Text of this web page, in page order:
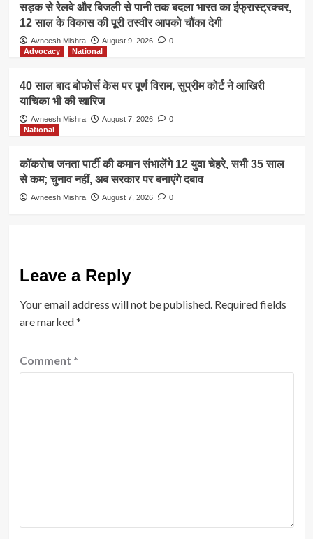
सड़क से रेलवे और बिजली से पानी तक बदला भारत का इंफ्रास्ट्रक्चर,
12 साल के विकास की पूरी तस्वीर आपको चौंका देगी
Avneesh Mishra August 9, 2026
0
Advocacy
National
40 साल बाद बोफोर्स केस पर पूर्ण विराम, सुप्रीम कोर्ट ने आखिरी
याचिका भी की खारिज
Avneesh Mishra August 7, 2026
0
National
कॉकरोच जनता पार्टी की कमान संभालेंगे 12 युवा चेहरे, सभी 35 साल
से कम; चुनाव नहीं, अब सरकार पर बनाएंगे दबाव
Avneesh Mishra August 7, 2026 0
Leave a Reply
Your email address will not be published. Required fields
are marked*
Comment *